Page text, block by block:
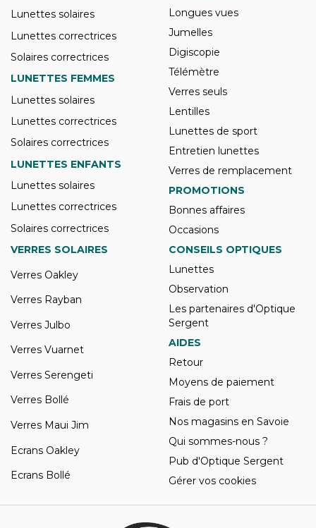
Lunettes solaires
Lunettes correctrices
Solaires correctrices
LUNETTES FEMMES
Lunettes solaires
Lunettes correctrices
Solaires correctrices
LUNETTES ENFANTS
Lunettes solaires
Lunettes correctrices
Solaires correctrices
Longues vues
Jumelles
Digiscopie
Télémètre
Verres seuls
Lentilles
Lunettes de sport
Entretien lunettes
Verres de remplacement
PROMOTIONS
Bonnes affaires
Occasions
VERRES SOLAIRES
Verres Oakley
Verres Rayban
Verres Julbo
Verres Vuarnet
Verres Serengeti
Verres Bollé
Verres Maui Jim
Ecrans Oakley
Ecrans Bollé
CONSEILS OPTIQUES
Lunettes
Observation
Les partenaires d'Optique
Sergent
AIDES
Retour
Moyens de paiement
Frais de port
Nos magasins en Savoie
Qui sommes-nous ?
Pub d'Optique Sergent
Gérer vos cookies